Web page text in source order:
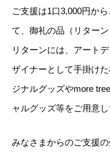
ご支援は1口3,000円か
て、御礼の品（リター
リターンには、アート
ザイナーとして手掛け
ジナルグッズやmore
ャルグッズ等をご用意し
みなさまからのご支援